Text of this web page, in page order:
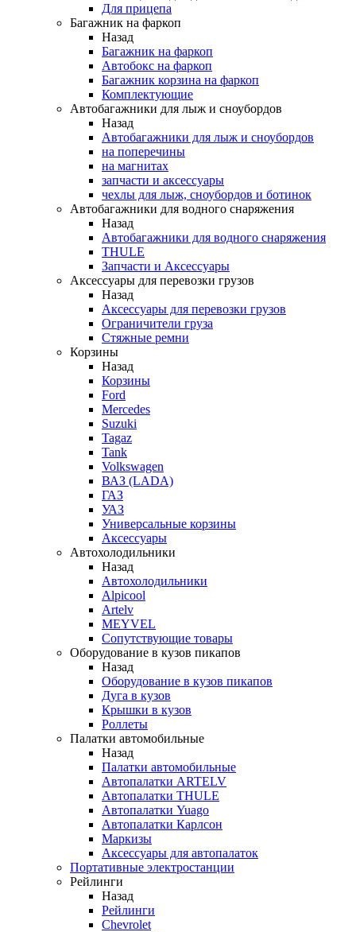
Для прицепа
Багажник на фаркоп
Назад
Багажник на фаркоп
Автобокс на фаркоп
Багажник корзина на фаркоп
Комплектующие
Автобагажники для лыж и сноубордов
Назад
Автобагажники для лыж и сноубордов
на поперечины
на магнитах
запчасти и аксессуары
чехлы для лыж, сноубордов и ботинок
Автобагажники для водного снаряжения
Назад
Автобагажники для водного снаряжения
THULE
Запчасти и Аксессуары
Аксессуары для перевозки грузов
Назад
Аксессуары для перевозки грузов
Ограничители груза
Стяжные ремни
Корзины
Назад
Корзины
Ford
Mercedes
Suzuki
Tagaz
Tank
Volkswagen
ВАЗ (LADA)
ГАЗ
УАЗ
Универсальные корзины
Аксессуары
Автохолодильники
Назад
Автохолодильники
Alpicool
Artelv
MEYVEL
Сопутствующие товары
Оборудование в кузов пикапов
Назад
Оборудование в кузов пикапов
Дуга в кузов
Крышки в кузов
Роллеты
Палатки автомобильные
Назад
Палатки автомобильные
Автопалатки ARTELV
Автопалатки THULE
Автопалатки Yuago
Автопалатки Карлсон
Маркизы
Аксессуары для автопалаток
Портативные электростанции
Рейлинги
Назад
Рейлинги
Chevrolet